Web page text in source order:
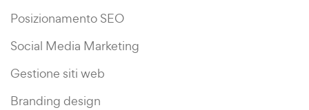
Posizionamento SEO
Social Media Marketing
Gestione siti web
Branding design